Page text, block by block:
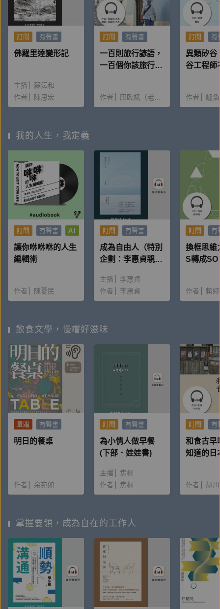
訂閱 有聲書
佛羅里達變形記
主播
蘇沄和
作者
陳思宏
訂閱 有聲書
一百則旅行諺語，
一百個你該旅行的
作者 田臨斌（老黑）
訂閱 有
異類矽谷
谷工程師
作者 鱸魚
我的人生，我定義
訂閱 有聲書 AI
讓你咻咻咻的人生
編輯術
作者 陳夏民
訂閱 有聲書
成為自由人（特別
企劃：李惠貞親聲
主播
李惠貞
作者
李惠貞
訂閱 有
換框思維
S轉成SO
作者 賴
飲食文學，慢嚐好滋味
單購 有聲書
明日的餐桌
作者 余宛如
訂閱 有聲書
為小情人做早餐
(下部．娃娃書)
主播
焦桐
作者
焦桐
訂閱 有
和食古早
知道的日
作者 胡
掌握要領，成為自在的工作人